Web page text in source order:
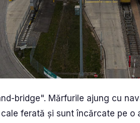
bridge". Mărfurile ajung cu
ferată și sunt încărcate pe o